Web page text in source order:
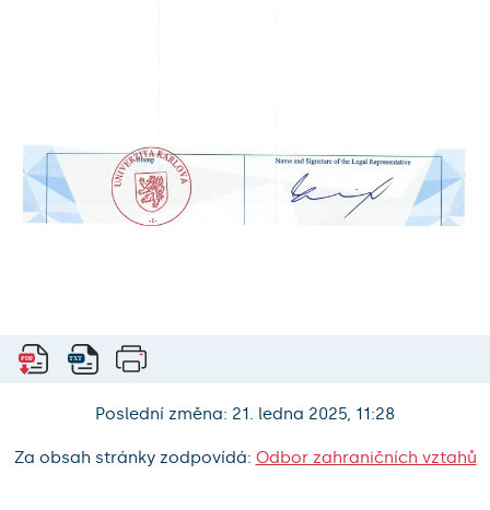
Poslední změna: 21. ledna 2025, 11:28
Za obsah stránky zodpovídá: Odbor zahraničních vztahů